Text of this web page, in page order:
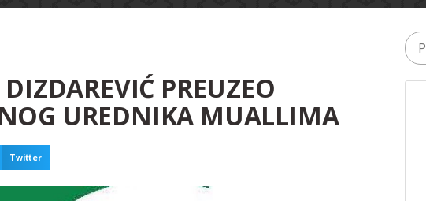
PREUZEO
UREDNIKA MUALLIMA
Twitter